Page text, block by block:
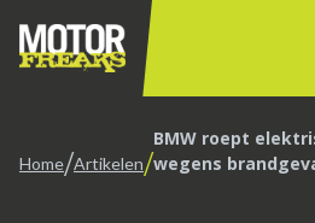
Home/Artikelen/BMW roept
wegens